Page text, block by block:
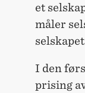
et
måler
I den
prising